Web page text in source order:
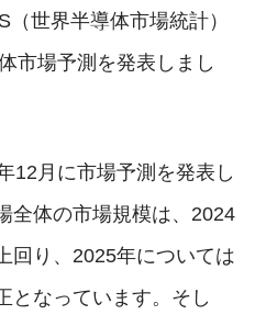
世界半導体市場統計）
市場予測を発表しまし
12月に市場予測を発表し
全体の市場規模は、2024
回り、2025年については
となっています。そし